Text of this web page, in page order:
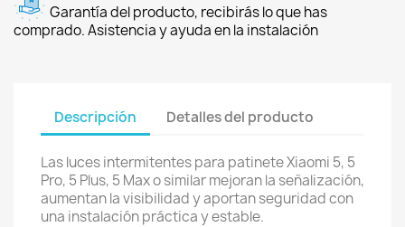
Garantía del producto, recibirás lo que has
comprado. Asistencia y ayuda en la instalación
Descripción Detalles del producto
Las luces intermitentes para patinete Xiaomi 5, 5
Pro, 5 Plus, 5 Max o similar mejoran la señalización,
aumentan la visibilidad y aportan seguridad con
una instalación práctica y estable.